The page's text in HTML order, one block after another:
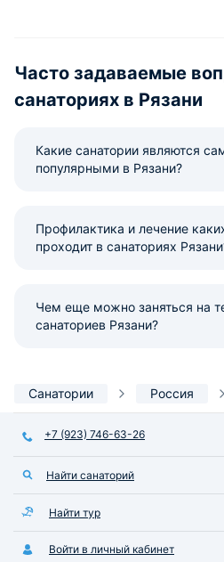
Часто задаваемые
санаториях в Рязани
Какие санатории являются
популярными в Рязани?
Профилактика и лечение
проходит в санаториях
Чем еще можно заняться на
санаториев Рязани?
Санатории Россия
+7 (923) 746-63-26
Найти санаторий
Найти тур
Войти в личный кабинет